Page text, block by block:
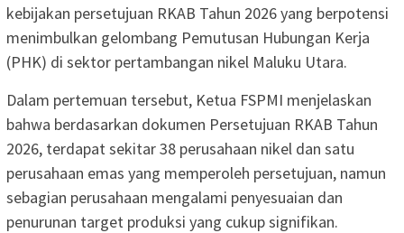
kebijakan persetujuan RKAB Tahun 2026 yang berpotensi
menimbulkan gelombang Pemutusan Hubungan Kerja
(PHK) di sektor pertambangan nikel Maluku Utara.
Dalam pertemuan tersebut, Ketua FSPMI menjelaskan
bahwa berdasarkan dokumen Persetujuan RKAB Tahun
2026, terdapat sekitar 38 perusahaan nikel dan satu
perusahaan emas yang memperoleh persetujuan, namun
sebagian perusahaan mengalami penyesuaian dan
penurunan target produksi yang cukup signifikan.